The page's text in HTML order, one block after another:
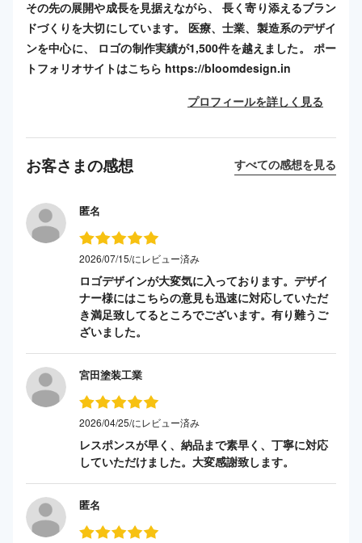
その先の展開や成長を見据えながら、 長く寄り添えるブラン
ドづくりを大切にしています。 医療、士業、製造系のデザイ
ンを中心に、 ロゴの制作実績が1,500件を越えました。 ポー
トフォリオサイトはこちら https://bloomdesign.in
プロフィールを詳しく見る
お客さまの感想 すべての感想を見る
匿名
2026/07/15/にレビュー済み
ロゴデザインが大変気に入っております。デザイ
ナー様にはこちらの意見も迅速に対応していただ
き満足致してるところでございます。有り難うご
ざいました。
宮田塗装工業
2026/04/25/にレビュー済み
レスポンスが早く、納品まで素早く、丁寧に対応
していただけました。大変感謝致します。
匿名